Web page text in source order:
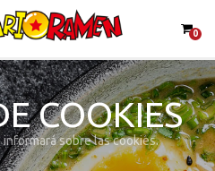
0
COOKIES
sobre las cookies.